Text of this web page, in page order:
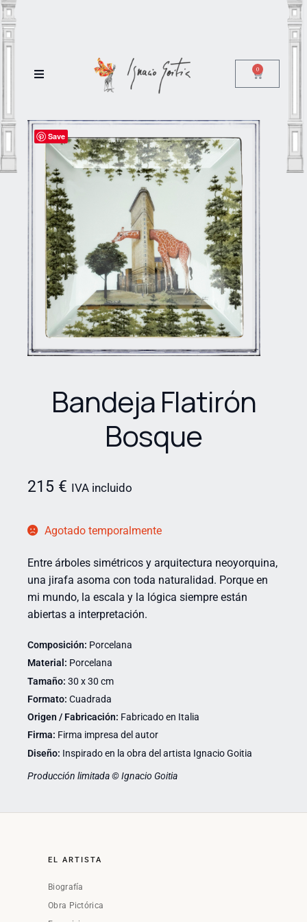
0
Save
Bandeja Flatirón
Bosque
215 € IVA incluido
Agotado temporalmente
Entre árboles simétricos y arquitectura neoyorquina,
una jirafa asoma con toda naturalidad. Porque en
mi mundo, la escala y la lógica siempre están
abiertas a interpretación.
Composición: Porcelana
Material: Porcelana
Tamaño: 30 x 30 cm
Formato: Cuadrada
Origen / Fabricación: Fabricado en Italia
Firma: Firma impresa del autor
Diseño: Inspirado en la obra del artista Ignacio Goitia
Producción limitada © Ignacio Goitia
EL ARTISTA
Biografía
Obra Pictórica